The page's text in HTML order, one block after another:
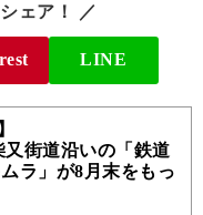
ェア！ ／
LINE
又街道沿いの「鉄道
ラ」が8月末をもっ